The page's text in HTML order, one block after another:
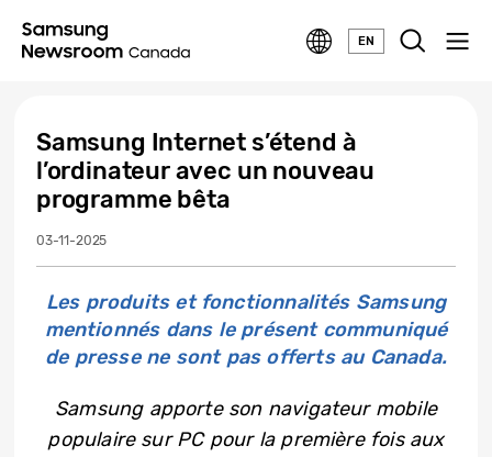
EN
Samsung Internet s’étend à
l’ordinateur avec un nouveau
programme bêta
03-11-2025
Les produits et fonctionnalités Samsung
mentionnés dans le présent communiqué
de presse ne sont pas offerts au Canada.
Samsung apporte son navigateur mobile
populaire sur PC pour la première fois aux